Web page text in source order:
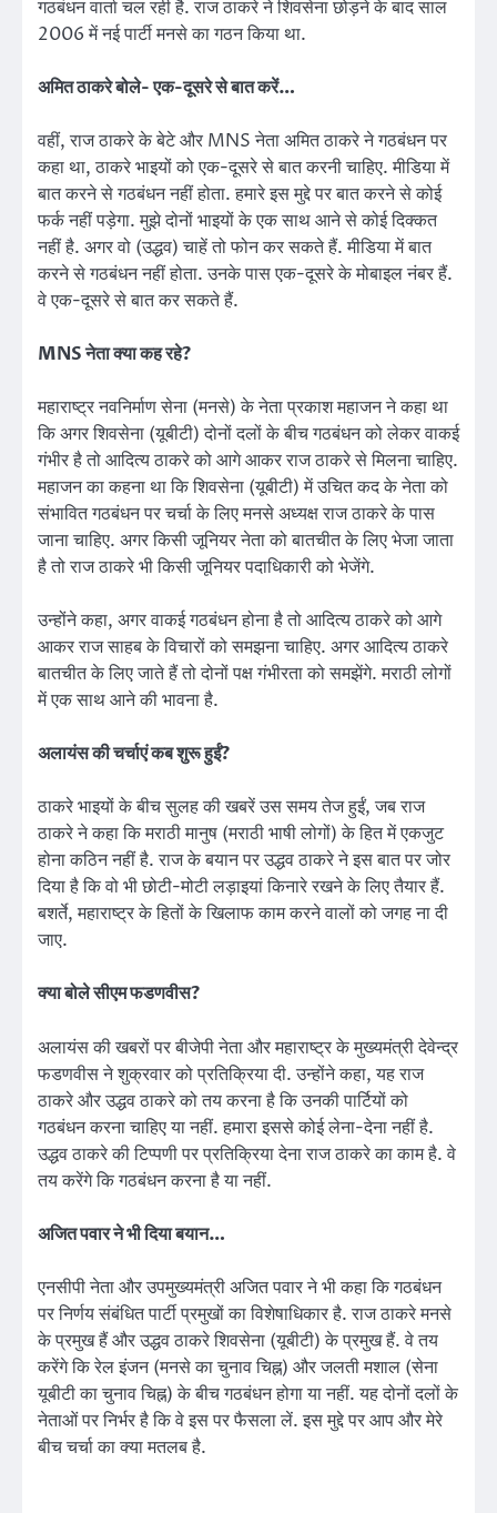
गठबंधन वार्ता चल रही है. राज ठाकरे ने शिवसेना छोड़ने के बाद साल
2006 में नई पार्टी मनसे का गठन किया था.
अमित ठाकरे बोले- एक-दूसरे से बात करें…
वहीं, राज ठाकरे के बेटे और MNS नेता अमित ठाकरे ने गठबंधन पर
कहा था, ठाकरे भाइयों को एक-दूसरे से बात करनी चाहिए. मीडिया में
बात करने से गठबंधन नहीं होता. हमारे इस मुद्दे पर बात करने से कोई
फर्क नहीं पड़ेगा. मुझे दोनों भाइयों के एक साथ आने से कोई दिक्कत
नहीं है. अगर वो (उद्धव) चाहें तो फोन कर सकते हैं. मीडिया में बात
करने से गठबंधन नहीं होता. उनके पास एक-दूसरे के मोबाइल नंबर हैं.
वे एक-दूसरे से बात कर सकते हैं.
MNS नेता क्या कह रहे?
महाराष्ट्र नवनिर्माण सेना (मनसे) के नेता प्रकाश महाजन ने कहा था
कि अगर शिवसेना (यूबीटी) दोनों दलों के बीच गठबंधन को लेकर वाकई
गंभीर है तो आदित्य ठाकरे को आगे आकर राज ठाकरे से मिलना चाहिए.
महाजन का कहना था कि शिवसेना (यूबीटी) में उचित कद के नेता को
संभावित गठबंधन पर चर्चा के लिए मनसे अध्यक्ष राज ठाकरे के पास
जाना चाहिए. अगर किसी जूनियर नेता को बातचीत के लिए भेजा जाता
है तो राज ठाकरे भी किसी जूनियर पदाधिकारी को भेजेंगे.
उन्होंने कहा, अगर वाकई गठबंधन होना है तो आदित्य ठाकरे को आगे
आकर राज साहब के विचारों को समझना चाहिए. अगर आदित्य ठाकरे
बातचीत के लिए जाते हैं तो दोनों पक्ष गंभीरता को समझेंगे. मराठी लोगों
में एक साथ आने की भावना है.
अलायंस की चर्चाएं कब शुरू हुईं?
ठाकरे भाइयों के बीच सुलह की खबरें उस समय तेज हुईं, जब राज
ठाकरे ने कहा कि मराठी मानुष (मराठी भाषी लोगों) के हित में एकजुट
होना कठिन नहीं है. राज के बयान पर उद्धव ठाकरे ने इस बात पर जोर
दिया है कि वो भी छोटी-मोटी लड़ाइयां किनारे रखने के लिए तैयार हैं.
बशर्ते, महाराष्ट्र के हितों के खिलाफ काम करने वालों को जगह ना दी
जाए.
क्या बोले सीएम फडणवीस?
अलायंस की खबरों पर बीजेपी नेता और महाराष्ट्र के मुख्यमंत्री देवेन्द्र
फडणवीस ने शुक्रवार को प्रतिक्रिया दी. उन्होंने कहा, यह राज
ठाकरे और उद्धव ठाकरे को तय करना है कि उनकी पार्टियों को
गठबंधन करना चाहिए या नहीं. हमारा इससे कोई लेना-देना नहीं है.
उद्धव ठाकरे की टिप्पणी पर प्रतिक्रिया देना राज ठाकरे का काम है. वे
तय करेंगे कि गठबंधन करना है या नहीं.
अजित पवार ने भी दिया बयान…
एनसीपी नेता और उपमुख्यमंत्री अजित पवार ने भी कहा कि गठबंधन
पर निर्णय संबंधित पार्टी प्रमुखों का विशेषाधिकार है. राज ठाकरे मनसे
के प्रमुख हैं और उद्धव ठाकरे शिवसेना (यूबीटी) के प्रमुख हैं. वे तय
करेंगे कि रेल इंजन (मनसे का चुनाव चिह्न) और जलती मशाल (सेना
यूबीटी का चुनाव चिह्न) के बीच गठबंधन होगा या नहीं. यह दोनों दलों के
नेताओं पर निर्भर है कि वे इस पर फैसला लें. इस मुद्दे पर आप और मेरे
बीच चर्चा का क्या मतलब है.